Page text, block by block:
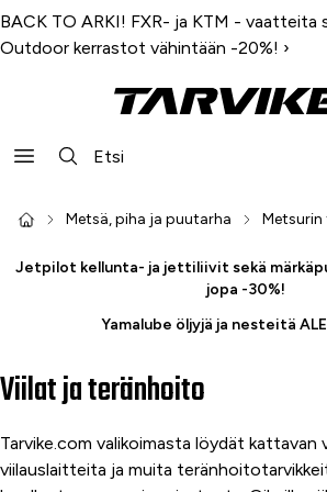
BACK TO ARKI! FXR- ja KTM - vaatteita
Outdoor kerrastot vähintään -20%! ›
Metsä, piha ja puutarha
Jetpilot kellunta- ja jettiliivit sekä
jopa -30%!
Yamalube öljyjä ja nesteitä
Viilat ja teränhoito
Tarvike.com valikoimasta löydät kattavan
viilauslaitteita ja muita